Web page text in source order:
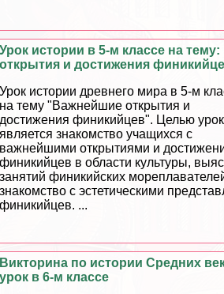
Урок истории в 5-м классе на
открытия и достижения
Урок истории древнего мира в 5-м
на тему "Важнейшие открытия и
достижения финикийцев". Целью
является знакомство учащихся с
важнейшими открытиями и
финикийцев в области культуры,
занятий финикийских
знакомство с эстетическими
финикийцев. ...
Викторина по истории Средних
урок в 6-м классе